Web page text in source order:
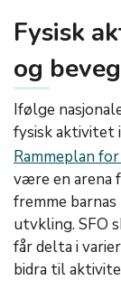
Fysisk
og
Ifølge
fysisk aktivitet
Rammeplan for
være en arena
fremme
utvkling. SFO
får delta i
bidra til